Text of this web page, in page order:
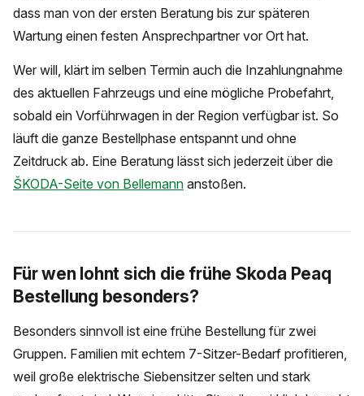
dass man von der ersten Beratung bis zur späteren
Wartung einen festen Ansprechpartner vor Ort hat.
Wer will, klärt im selben Termin auch die Inzahlungnahme
des aktuellen Fahrzeugs und eine mögliche Probefahrt,
sobald ein Vorführwagen in der Region verfügbar ist. So
läuft die ganze Bestellphase entspannt und ohne
Zeitdruck ab. Eine Beratung lässt sich jederzeit über die
ŠKODA-Seite von Bellemann anstoßen.
Für wen lohnt sich die frühe Skoda Peaq
Bestellung besonders?
Besonders sinnvoll ist eine frühe Bestellung für zwei
Gruppen. Familien mit echtem 7-Sitzer-Bedarf profitieren,
weil große elektrische Siebensitzer selten und stark